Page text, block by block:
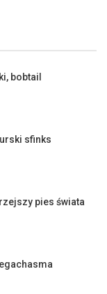
bobtail
sfinks
pies świata